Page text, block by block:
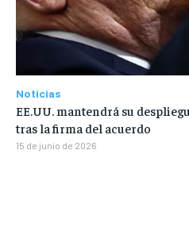
Noticias
EE.UU. mantendrá su
tras la firma del acuerdo
15 de junio de 2026